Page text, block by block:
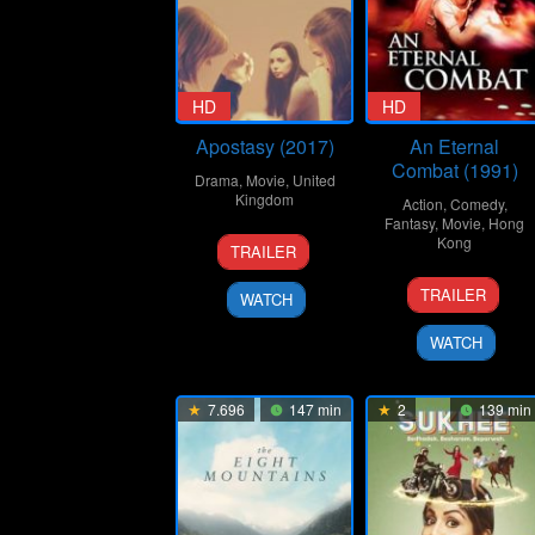
HD
Apostasy (2017)
Drama, Movie, United
Kingdom
29
Sep
2017
Claire
Chang
TRAILER
WATCH
HD
An Eternal
Combat (1991)
Action, Comedy,
Fantasy, Movie, Hong
Kong
5
Jan
1991
Thomas
Yip
TRAILER
WATCH
7.696 147 min 2 139 min